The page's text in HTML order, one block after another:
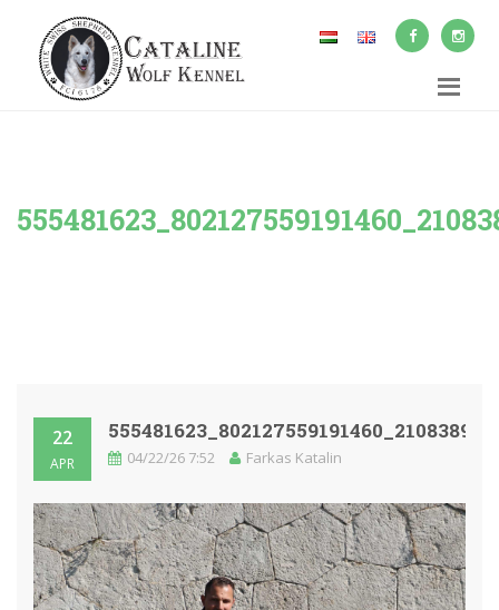
22
APR 04/22/26 7:52 Farkas Katalin